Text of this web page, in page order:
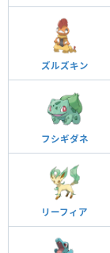
ズルズキン
フシギダネ
リーフィア